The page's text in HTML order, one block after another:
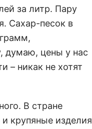
за литр. Пару
Сахар-песок в
думаю, цены у нас
– никак не хотят
В стране
крупяные изделия